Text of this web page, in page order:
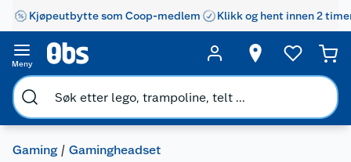
Kjøpeutbytte som Coop-medlem Klikk og hent innen 2
Meny
Gaming Gamingheadset